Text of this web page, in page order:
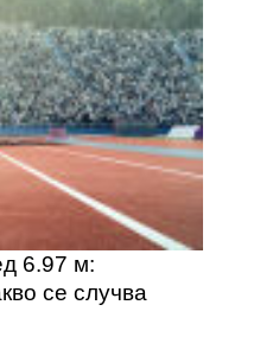
6.97 м:
се случва